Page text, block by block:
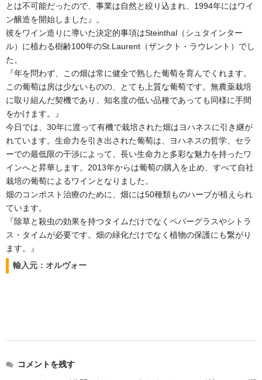
とは不可能だったので、事業は自然と絞り込まれ、1994年にはワイ
ン醸造を開始しました』。
彼をワイン造りに導いた決定的事項はSteinthal（シュタインター
ル）に植わる樹齢100年のSt.Laurent（ザンクト・ラウレント）でし
た。
『年を問わず、この畑は常に健全で熟した葡萄を育んでくれます。
この葡萄は房は少ないものの、とても上質な葡萄です。無農薬栽培
に取り組んだ契機であり、知名度の低い品種であっても同様に手間
をかけます。』
今日では、30年に渡って有機で栽培された畑はヨハネスに引き継が
れています。生命力を引き出された葡萄は、ヨハネスの哲学、セラ
ーでの最低限の干渉によって、長い生命力と多彩な魅力を持ったワ
インへと昇華します。2013年からは葡萄の購入を止め、すべて自社
栽培の葡萄によるワインとなりました。
畑のコンポスト治療のために、畑には50種類ものハーブが植えられ
ています。
『除草と殺虫の効果を持つタイムだけでなくペパーグラスやシトラ
ス・タイムが必要です。畑の緑化だけでなく植物の保護にも繋がり
ます。』
輸入元：オルヴォー
コメントを残す